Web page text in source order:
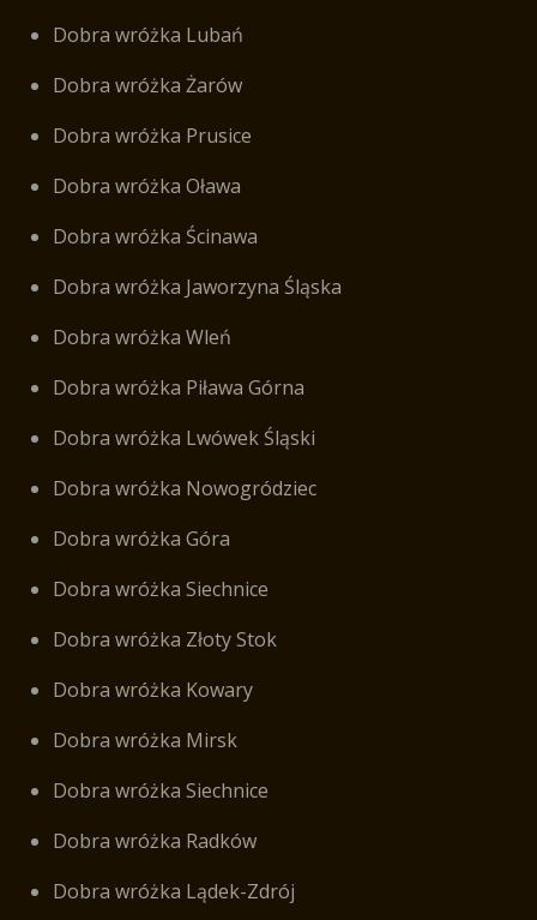
Dobra wróżka Lubań
Dobra wróżka Żarów
Dobra wróżka Prusice
Dobra wróżka Oława
Dobra wróżka Ścinawa
Dobra wróżka Jaworzyna Śląska
Dobra wróżka Wleń
Dobra wróżka Piława Górna
Dobra wróżka Lwówek Śląski
Dobra wróżka Nowogródziec
Dobra wróżka Góra
Dobra wróżka Siechnice
Dobra wróżka Złoty Stok
Dobra wróżka Kowary
Dobra wróżka Mirsk
Dobra wróżka Siechnice
Dobra wróżka Radków
Dobra wróżka Lądek-Zdrój